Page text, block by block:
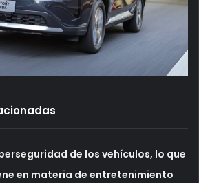
de los vehículos, lo que
en materia de entretenimiento